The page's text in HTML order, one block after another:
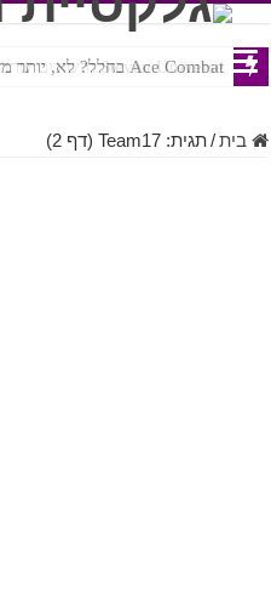
Ace Combat בחלל? לא, יותר מזה. ביקורת המשחק Chorus
Steven Universe והשירים שתורגמו בצורה נוראית לעברית
בית/תגית:Team17 (דף 2)